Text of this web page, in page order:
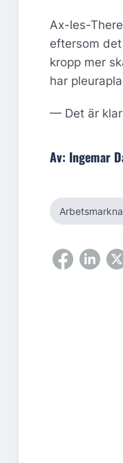
Ax-les-
eftersom
kropp mer
har
— Det är
Av: Ingemar